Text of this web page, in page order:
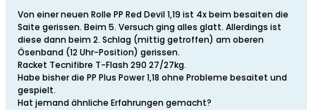
Von einer neuen Rolle PP Red Devil 1,19 ist 4x beim besaiten die
Saite gerissen. Beim 5. Versuch ging alles glatt. Allerdings ist
diese dann beim 2. Schlag (mittig getroffen) am oberen
Ösenband (12 Uhr-Position) gerissen.
Racket Tecnifibre T-Flash 290 27/27kg.
Habe bisher die PP Plus Power 1,18 ohne Probleme besaitet und
gespielt.
Hat jemand ähnliche Erfahrungen gemacht?